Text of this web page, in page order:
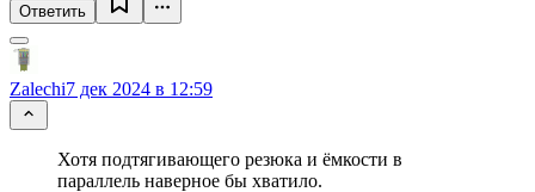
Ответить
Zalechi7 дек 2024 в 12:59
Хотя подтягивающего резюка и ёмкости в
параллель наверное бы хватило.